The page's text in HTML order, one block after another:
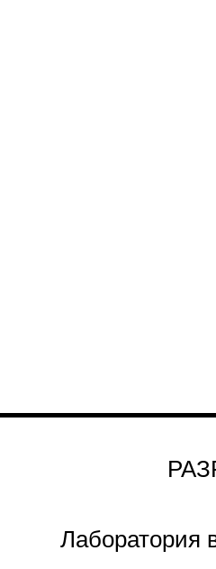
Лаборатория